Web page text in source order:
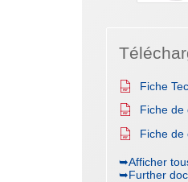
Fiche
Fiche de
Fiche de
➥Afficher
➥Further